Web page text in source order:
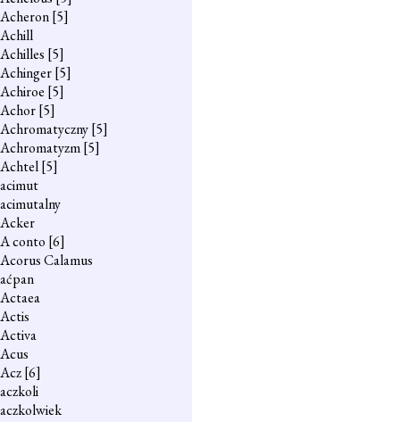
Acheron[5]
Achill
Achilles [5]
Achinger[5]
Achiroe [5]
Achor[5]
Achromatyczny[5]
Achromatyzm[5]
Achtel[5]
acimut
acimutalny
Acker
A conto [6]
Acorus Calamus
aćpan
Actaea
Actis
Activa
Acus
Acz[6]
aczkoli
aczkolwiek